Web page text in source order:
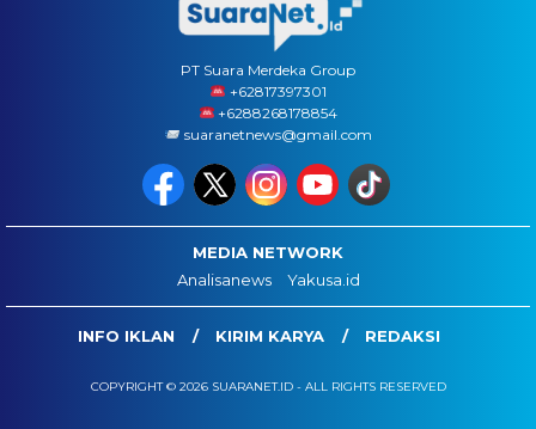
PT Suara Merdeka Group
‪+62817397301
+6288268178854
suaranetnews@gmail.com
MEDIA NETWORK
Analisanews
Yakusa.id
INFO IKLAN KIRIM KARYA REDAKSI
COPYRIGHT © 2026 SUARANET.ID - ALL RIGHTS RESERVED